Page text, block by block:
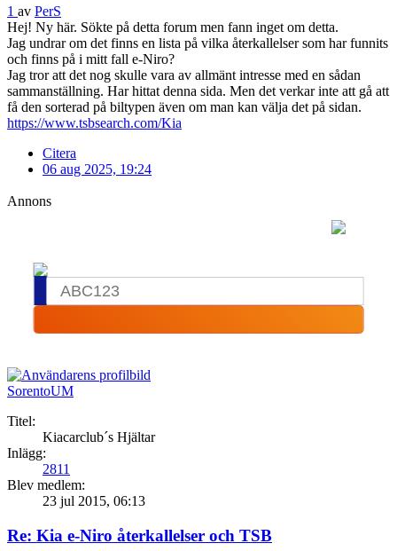
1 av PerS
Hej! Ny här. Sökte på detta forum men fann inget om detta.
Jag undrar om det finns en lista på vilka återkallelser som har funnits
och finns på i mitt fall e-Niro?
Jag tror att det nog skulle vara av allmänt intresse med en sådan
sammanställning. Har hittat denna sida. Men det verkar inte att gå att
få den sorterad på biltypen även om man kan välja det på sidan.
https://www.tsbsearch.com/Kia
Citera
06 aug 2025, 19:24
Annons
SorentoUM
Titel:
Kiacarclub´s Hjältar
Inlägg:
2811
Blev medlem:
23 jul 2015, 06:13
Re: Kia e-Niro återkallelser och TSB